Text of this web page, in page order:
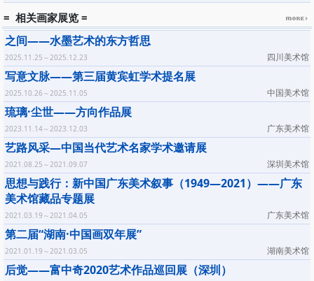
= 相关画家展览 =
之间——水墨艺术的东方哲思
四川美术馆
2025.11.25～2025.12.23
写意文脉——第三届黄宾虹学术提名展
中国美术馆
2025.10.26～2025.11.05
琉璃·尘世——方向作品展
广东美术馆
2023.11.14～2023.12.03
艺路风采—中国当代艺术名家学术邀请展
深圳美术馆
2021.08.25～2021.09.07
思想与践行：新中国广东美术叙事（1949—2021）——广东
美术馆藏品专题展
广东美术馆
2021.03.19～2021.04.05
第二届“湖南·中国画双年展”
湖南美术馆
2021.01.19～2021.03.05
后觉——富中奇2020艺术作品巡回展（深圳）